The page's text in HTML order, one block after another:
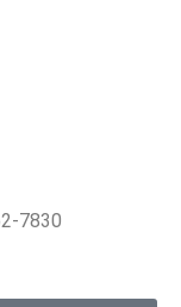
7830